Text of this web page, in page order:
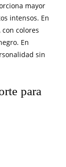
mayor
intensos. En
colores
En
sin
para